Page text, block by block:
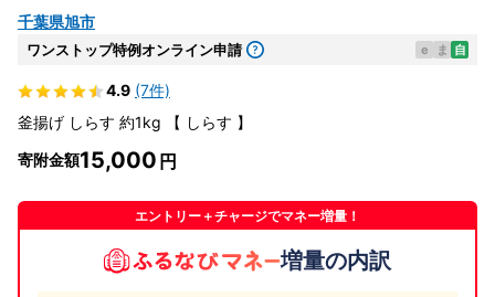
千葉県旭市
ワンストップ特例オンライン申請 e ま 自
4.9 (7件)
釜揚げ しらす 約1kg 【 しらす 】
寄附金額15,000
エントリー＋チャージでマネー増量！
増量の内訳